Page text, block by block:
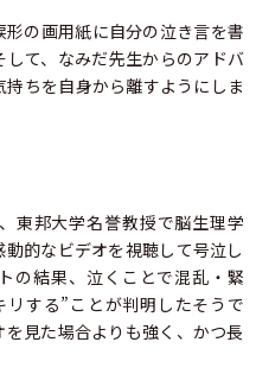
の画用紙に自分の泣き言を書
て、なみだ先生からのアドバ
ちを自身から離すようにしま
東邦大学名誉教授で脳生理学
的なビデオを視聴して号泣し
の結果、泣くことで混乱・緊
する”ことが判明したそうで
見た場合よりも強く、かつ長